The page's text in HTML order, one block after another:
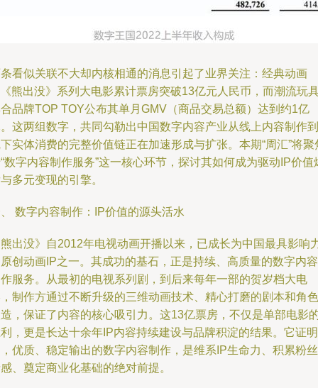
看似关联不大却内核相通的消息引起了业界关注：经典动画
熊出没》系列大电影累计票房突破13亿元人民币，而潮流玩
品牌TOP TOY公布其单月GMV（商品交易总额）达到约1亿
这两组数字，共同勾勒出中国数字内容产业从线上内容制作到
实体消费的完整价值链正在加速形成与扩张。本期“周汇”将聚
数字内容制作服务”这一核心环节，探讨其如何成为驱动IP价值
多元变现的引擎。
数字内容制作：IP价值的源头活水
出没》自2012年电视动画开播以来，已成长为中国最具影响
创动画IP之一。其成功的基石，正是持续、高质量的数字内容
服务。从最初的电视系列剧，到后来每年一部的贺岁档大电
制作方通过不断升级的三维动画技术、精心打磨的剧本和角色
，保证了内容的核心吸引力。这13亿票房，不仅是单部电影
，更是长达十余年IP内容持续建设与品牌积淀的结果。它证明
优质、稳定输出的数字内容制作，是维系IP生命力、积累粉丝
、奠定商业化基础的绝对前提。